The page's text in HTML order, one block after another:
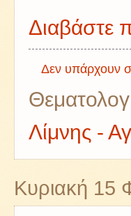
Διαβάστε
Δεν υπάρχουν
Λίμνης -
Κυριακή 15